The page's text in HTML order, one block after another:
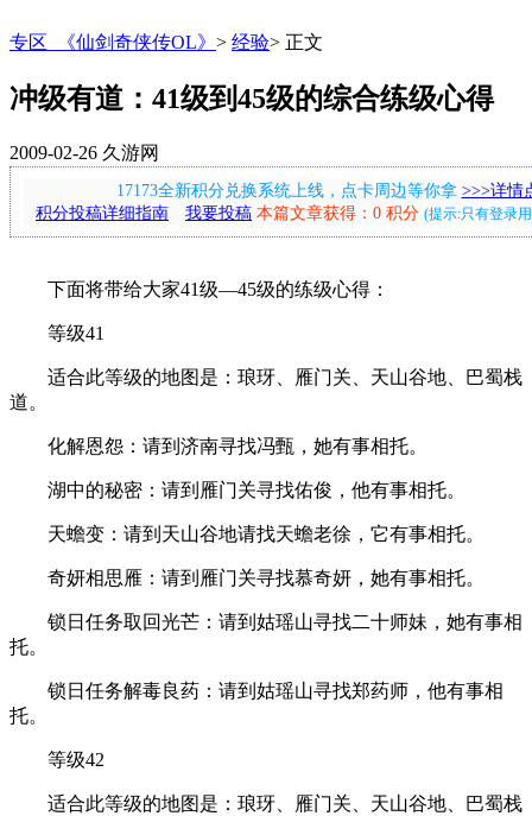
专区_《仙剑奇侠传OL》 > 经验> 正文
冲级有道：41级到45级的综合练级心得
2009-02-26 久游网
17173全新积分兑换系统上线，点卡周边等你拿 >>>详情
积分投稿详细指南
我要投稿 本篇文章获得：0 积分 (提示:只有登录
下面将带给大家41级—45级的练级心得：
等级41
适合此等级的地图是：琅玡、雁门关、天山谷地、巴蜀栈
道。
化解恩怨：请到济南寻找冯甄，她有事相托。
湖中的秘密：请到雁门关寻找佑俊，他有事相托。
天蟾变：请到天山谷地请找天蟾老徐，它有事相托。
奇妍相思雁：请到雁门关寻找慕奇妍，她有事相托。
锁日任务取回光芒：请到姑瑶山寻找二十师妹，她有事相
托。
锁日任务解毒良药：请到姑瑶山寻找郑药师，他有事相
托。
等级42
适合此等级的地图是：琅玡、雁门关、天山谷地、巴蜀栈